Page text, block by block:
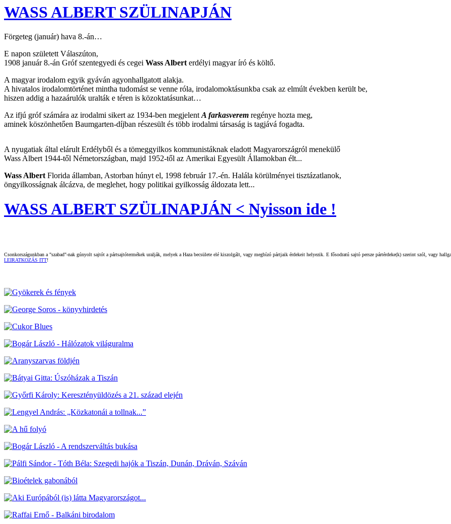
WASS ALBERT SZÜLINAPJÁN
Förgeteg (január) hava 8.-án…
E napon született Válaszúton,
1908 január 8.-án Gróf szentegyedi és cegei Wass Albert erdélyi magyar író és költő.
A magyar irodalom egyik gyáván agyonhallgatott alakja.
A hivatalos irodalomtörténet mintha tudomást se venne róla, irodalomoktásunkba csak az elmúlt években került be,
hiszen addig a hazaárulók uralták e téren is közoktatásunkat…
Az ifjú gróf számára az irodalmi sikert az 1934-ben megjelent A farkasverem regénye hozta meg,
aminek köszönhetően Baumgarten-díjban részesült és több irodalmi társaság is tagjává fogadta.
A nyugatiak által elárult Erdélyből és a tömeggyilkos kommunistáknak eladott Magyarországról menekülő
Wass Albert 1944-től Németországban, majd 1952-től az Amerikai Egyesült Államokban élt...
Wass Albert Florida államban, Astorban húnyt el, 1998 február 17.-én. Halála körülményei tisztázatlanok,
öngyilkosságnak álcázva, de meglehet, hogy politikai gyilkosság áldozata lett...
WASS ALBERT SZÜLINAPJÁN < Nyisson ide !
Csonkországunkban a "szabad"-nak gúnyolt sajtót a pártsajtótermékek uralják, melyek a Haza becsülete elé kiszolgált, vagy megbízó pártjaik érdekeit helyezik. E fősodratú sajtó persze pártérdeke(k) szerint szól, vagy
LEIRATKOZÁS ITT!